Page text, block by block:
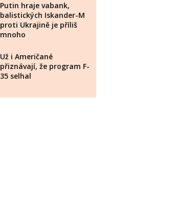
Putin hraje vabank,
balistických Iskander-M
proti Ukrajině je příliš
mnoho
Už i Američané
přiznávají, že program F-
35 selhal